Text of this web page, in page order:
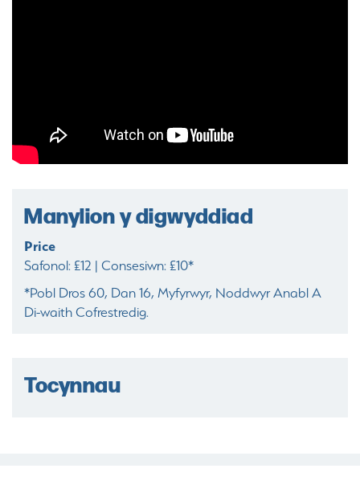
Manylion y digwyddiad
Price
Safonol: £12 | Consesiwn: £10*
*Pobl Dros 60, Dan 16, Myfyrwyr, Noddwyr Anabl A
Di-waith Cofrestredig.
Tocynnau